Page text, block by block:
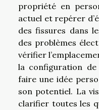
propriété en
actuel et repérer
des fissures dans
des problèmes
vérifier
la configuration
faire une idée
son potentiel. La
clarifier toutes les